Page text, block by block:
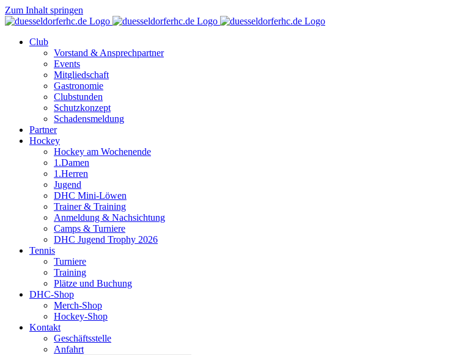
Zum Inhalt springen
Club
Vorstand & Ansprechpartner
Events
Mitgliedschaft
Gastronomie
Clubstunden
Schutzkonzept
Schadensmeldung
Partner
Hockey
Hockey am Wochenende
1.Damen
1.Herren
Jugend
DHC Mini-Löwen
Trainer & Training
Anmeldung & Nachsichtung
Camps & Turniere
DHC Jugend Trophy 2026
Tennis
Turniere
Training
Plätze und Buchung
DHC-Shop
Merch-Shop
Hockey-Shop
Kontakt
Geschäftsstelle
Anfahrt